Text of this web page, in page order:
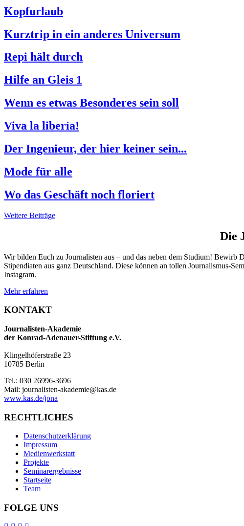
Kopfurlaub
Kurztrip in ein anderes Universum
Repi hält durch
Hilfe an Gleis 1
Wenn es etwas Besonderes sein soll
Viva la libería!
Der Ingenieur, der hier keiner sein...
Mode für alle
Wo das Geschäft noch floriert
Weitere Beiträge
Die
Wir bilden Euch zu Journalisten aus – und das neben dem Studium!
Stipendiaten aus ganz Deutschland. Diese können an tollen Journalismus-
Instagram.
Mehr erfahren
KONTAKT
Journalisten-Akademie
der Konrad-Adenauer-Stiftung e.V.
Klingelhöferstraße 23
10785 Berlin
Tel.: 030 26996-3696
Mail: journalisten-akademie@kas.de
www.kas.de/jona
RECHTLICHES
Datenschutzerklärung
Impressum
Medienwerkstatt
Projekte
Seminarergebnisse
Startseite
Team
FOLGE UNS